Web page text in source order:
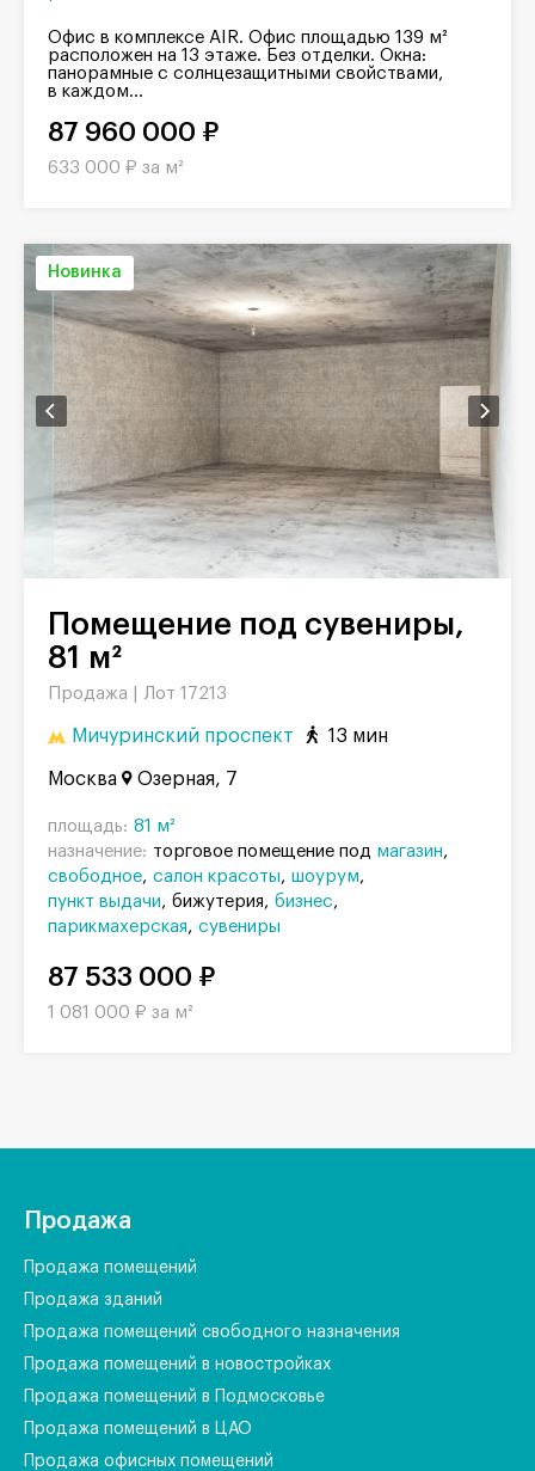
Офис в комплексе AIR. Офис площадью 139 м²
расположен на 13 этаже. Без отделки. Окна:
панорамные с солнцезащитными свойствами,
в каждом...
87 960 000 ₽
633 000 ₽ за м²
Новинка
Помещение под сувениры,
81 м²
Продажа | Лот 17213
Мичуринский проспект 13 мин
Москва Озерная, 7
площадь: 81 м²
назначение: торговое помещение под магазин
свободное салон красоты
шоурум
пункт выдачи
бижутерия
бизнес
парикмахерская
сувениры
87 533 000 ₽
1 081 000 ₽ за м²
Продажа
Продажа помещений
Продажа зданий
Продажа помещений свободного назначения
Продажа помещений в новостройках
Продажа помещений в Подмосковье
Продажа помещений в ЦАО
Продажа офисных помещений